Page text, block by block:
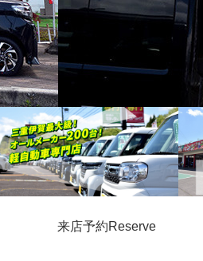
来店予約Reserve